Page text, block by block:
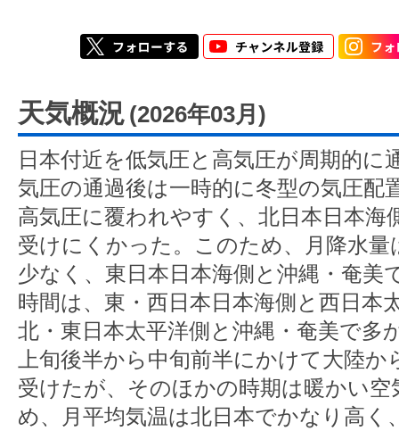
天気概況 (2026年03月)
日本付近を低気圧と高気圧が周期的に
気圧の通過後は一時的に冬型の気圧配
高気圧に覆われやすく、北日本日本海
受けにくかった。このため、月降水
少なく、東日本日本海側と沖縄・奄美
時間は、東・西日本日本海側と西日本
北・東日本太平洋側と沖縄・奄美で多
上旬後半から中旬前半にかけて大陸か
受けたが、そのほかの時期は暖かい
め、月平均気温は北日本でかなり高く